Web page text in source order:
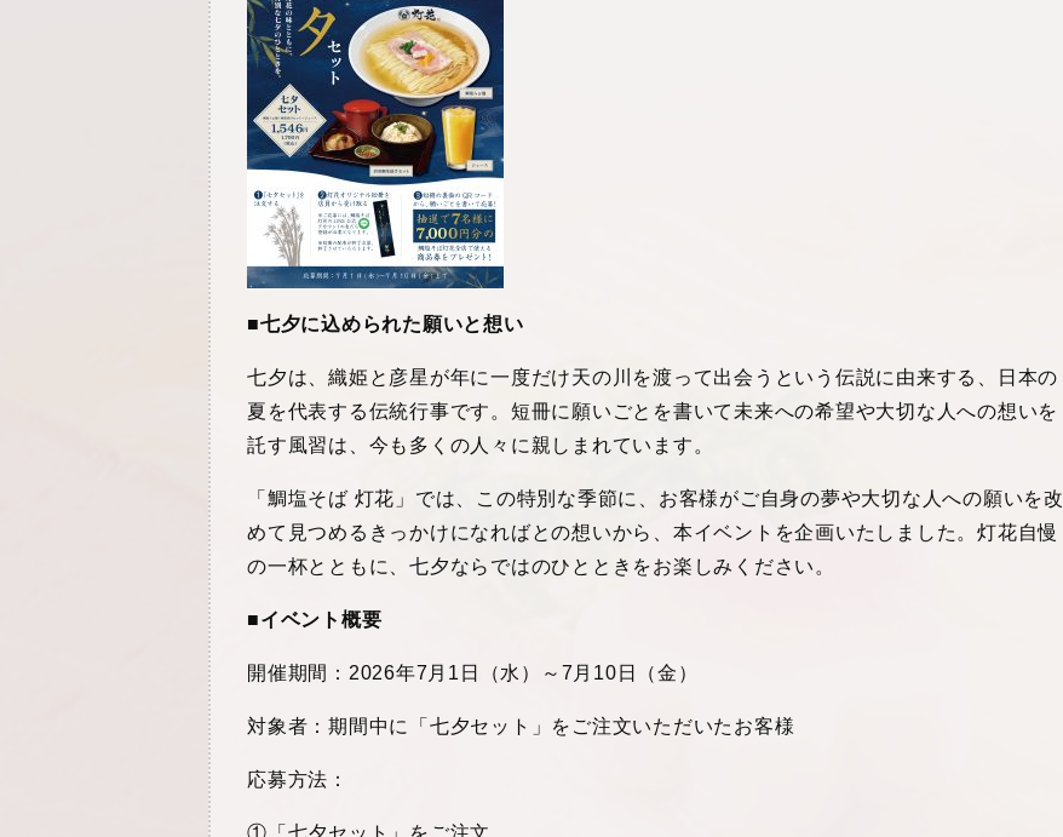
■七夕に込められた願いと想い
七夕は、織姫と彦星が年に一度だけ天の川を渡って出会うという伝説に由来する、日本の
夏を代表する伝統行事です。短冊に願いごとを書いて未来への希望や大切な人への想いを
託す風習は、今も多くの人々に親しまれています。
「鯛塩そば 灯花」では、この特別な季節に、お客様がご自身の夢や大切な人への願いを改
めて見つめるきっかけになればとの想いから、本イベントを企画いたしました。灯花自慢
の一杯とともに、七夕ならではのひとときをお楽しみください。
■イベント概要
開催期間：2026年7月1日（水）～7月10日（金）
対象者：期間中に「七夕セット」をご注文いただいたお客様
応募方法：
①「七夕セット」をご注文